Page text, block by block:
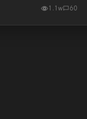
用户体验。 游...1.1w 60